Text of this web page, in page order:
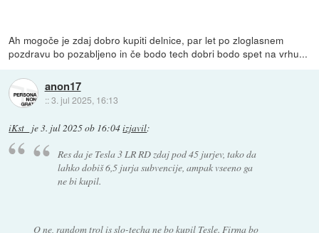
Ah mogoče je zdaj dobro kupiti delnice, par let po zloglasnem
pozdravu bo pozabljeno in če bodo tech dobri bodo spet na vrhu...
anon17
::3. jul 2025, 16:13
iKst_ je3. jul 2025 ob 16:04izjavil:
Res da je Tesla 3 LR RD zdaj pod 45 jurjev, tako da
lahko dobiš 6,5 jurja subvencije, ampak vseeno ga
ne bi kupil.
O ne, random trol is slo-techa ne bo kupil Tesle. Firma bo